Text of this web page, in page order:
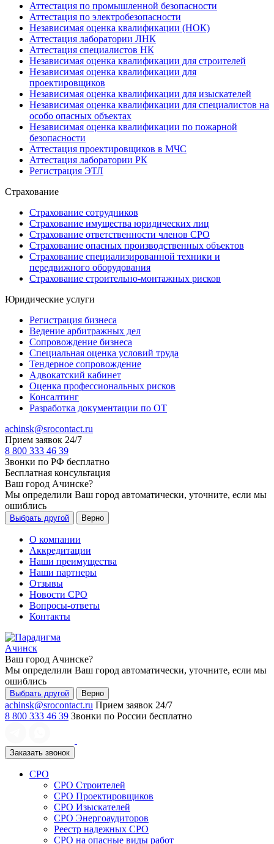
Аттестация по промышленной безопасности
Аттестация по электробезопасности
Независимая оценка квалификации (НОК)
Аттестация лаборатории ЛНК
Аттестация специалистов НК
Независимая оценка квалификации для строителей
Независимая оценка квалификации для
проектировщиков
Независимая оценка квалификации для изыскателей
Независимая оценка квалификации для специалистов на
особо опасных объектах
Независимая оценка квалификации по пожарной
безопасности
Аттестация проектировщиков в МЧС
Аттестация лаборатории РК
Регистрация ЭТЛ
Страхование
Страхование сотрудников
Страхование имущества юридических лиц
Страхование ответственности членов СРО
Страхование опасных производственных объектов
Страхование специализированной техники и
передвижного оборудования
Страхование строительно-монтажных рисков
Юридические услуги
Регистрация бизнеса
Ведение арбитражных дел
Сопровождение бизнеса
Специальная оценка условий труда
Тендерное сопровождение
Адвокатский кабинет
Оценка профессиональных рисков
Консалтинг
Разработка документации по ОТ
achinsk@srocontact.ru
Прием заявок 24/7
8 800 333 46 39
Звонки по РФ бесплатно
Бесплатная консультация
Ваш город Ачинске?
Мы определили Ваш город автоматически, уточните, если мы
ошиблись
Выбрать другой Верно
О компании
Аккредитации
Наши преимущества
Наши партнеры
Отзывы
Новости СРО
Вопросы-ответы
Контакты
Ачинск
Ваш город Ачинске?
Мы определили Ваш город автоматически, уточните, если мы
ошиблись
Выбрать другой Верно
achinsk@srocontact.ru Прием заявок 24/7
8 800 333 46 39 Звонки по России бесплатно
Заказать звонок
СРО
СРО Строителей
СРО Проектировщиков
СРО Изыскателей
СРО Энергоаудиторов
Реестр надежных СРО
СРО на опасные виды работ